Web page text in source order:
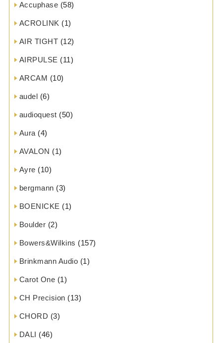
Accuphase (58)
ACROLINK (1)
AIR TIGHT (12)
AIRPULSE (11)
ARCAM (10)
audel (6)
audioquest (50)
Aura (4)
AVALON (1)
Ayre (10)
bergmann (3)
BOENICKE (1)
Boulder (2)
Bowers&Wilkins (157)
Brinkmann Audio (1)
Carot One (1)
CH Precision (13)
CHORD (3)
DALI (46)